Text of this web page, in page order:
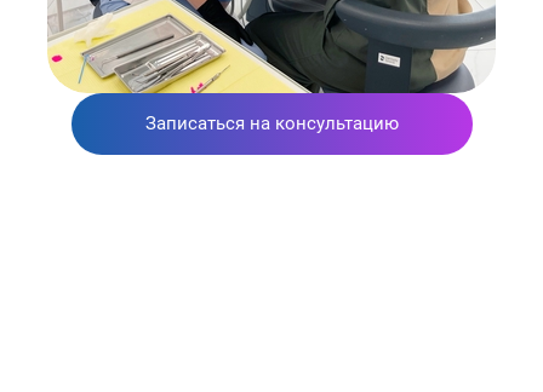
Записаться на консультацию